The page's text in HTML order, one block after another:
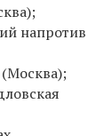
напротив